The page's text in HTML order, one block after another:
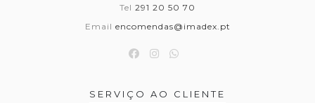
Tel 291 20 50 70
Email encomendas@imadex.pt
SERVIÇO AO CLIENTE